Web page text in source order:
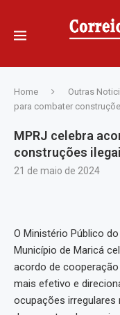
Home Outras
para combater
MPRJ celebra
construções
21 de maio de 2024
O Ministério Público
Município de Maricá
acordo de
mais efetivo e
ocupações irregulares